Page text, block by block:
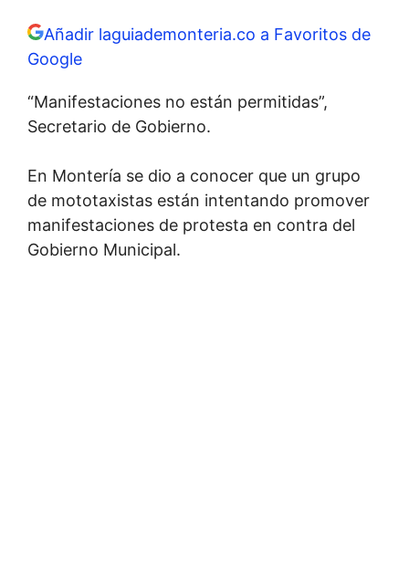
Añadir laguiademonteria.co a Favoritos de
Google
“Manifestaciones no están permitidas”,
Secretario de Gobierno.
En Montería se dio a conocer que un grupo
de mototaxistas están intentando promover
manifestaciones de protesta en contra del
Gobierno Municipal.